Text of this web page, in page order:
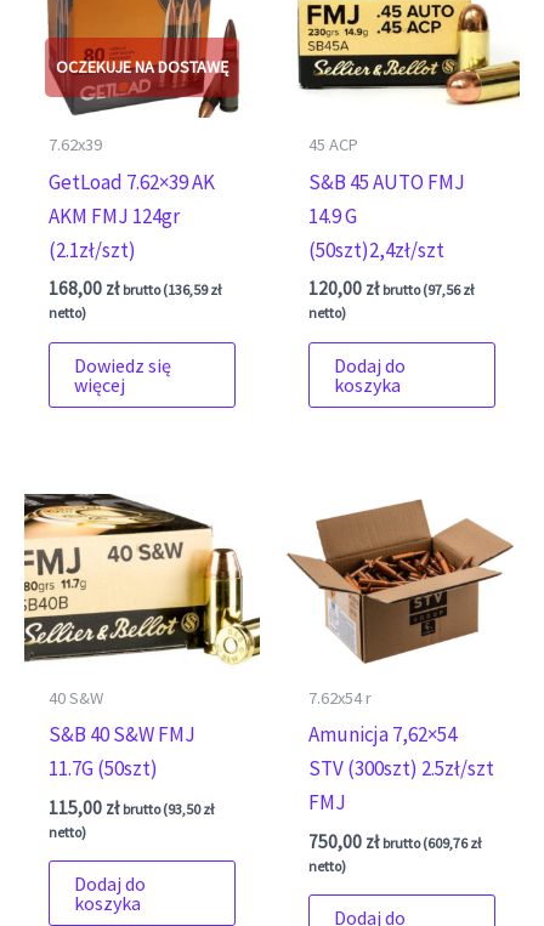
7.62x39
GetLoad 7.62×39 AK
AKM FMJ 124gr
(2.1zł/szt)
168,00 zł brutto (136,59zł
netto)
Dowiedz się
więcej
45 ACP
S&B 45 AUTO FMJ
14.9 G
(50szt)2,4zł/szt
120,00 zł brutto (97,56zł
netto)
Dodaj do
koszyka
40 S&W
S&B 40 S&W FMJ
11.7G (50szt)
115,00 zł brutto (93,50zł
netto)
Dodaj do
koszyka
7.62x54 r
Amunicja 7,62×54
STV (300szt) 2.5zł/szt
FMJ
750,00 zł brutto (609,76zł
netto)
Dodaj do